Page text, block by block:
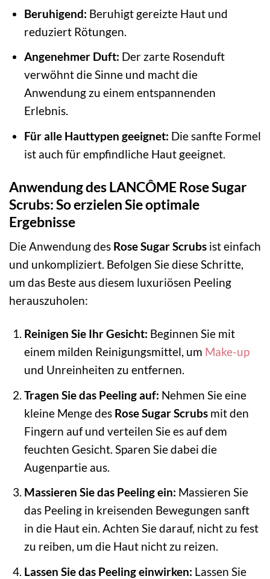
Beruhigend: Beruhigt gereizte Haut und
reduziert Rötungen.
Angenehmer Duft: Der zarte Rosenduft
verwöhnt die Sinne und macht die
Anwendung zu einem entspannenden
Erlebnis.
Für alle Hauttypen geeignet: Die sanfte Formel
ist auch für empfindliche Haut geeignet.
Anwendung des LANCÔME Rose Sugar
Scrubs: So erzielen Sie optimale
Ergebnisse
Die Anwendung des Rose Sugar Scrubs ist einfach
und unkompliziert. Befolgen Sie diese Schritte,
um das Beste aus diesem luxuriösen Peeling
herauszuholen:
Reinigen Sie Ihr Gesicht: Beginnen Sie mit
einem milden Reinigungsmittel, um Make-up
und Unreinheiten zu entfernen.
Tragen Sie das Peeling auf: Nehmen Sie eine
kleine Menge des Rose Sugar Scrubsmit den
Fingern auf und verteilen Sie es auf dem
feuchten Gesicht. Sparen Sie dabei die
Augenpartie aus.
Massieren Sie das Peeling ein: Massieren Sie
das Peeling in kreisenden Bewegungen sanft
in die Haut ein. Achten Sie darauf, nicht zu fest
zu reiben, um die Haut nicht zu reizen.
Lassen Sie das Peeling einwirken: Lassen Sie